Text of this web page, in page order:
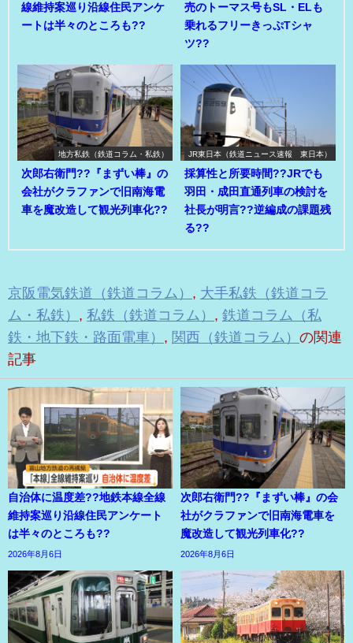
線維持案巡り沿線住民アンケ
ートは半々のところも??
売のトーマス号もSL・ELも
乗れるフリーきっぷTシャ
ツ??
地方私鉄（鉄道コラム・私鉄）
次郎右衛門??『まずい棒』の
会社がクラファンで旧南海電
車を魔改造して観光列車化??
JR東日本（鉄道ニュース速報 東日本）
採算性と所要時間??JRでも
羽田・成田直通列車の検討を
社長が明言??逆編成の課題残
る??
京阪電気鉄道（鉄道コラム） , 大手私鉄（鉄道コラ
ム・私鉄） , 私鉄（鉄道コラム） , 鉄道コラム（私
鉄・地下鉄・路面電車） , 関西（鉄道コラム） の関連
記事
自治体に温度差??地鉄本線全線
維持案巡り沿線住民アンケート
は半々のところも??
2026年8月6日
次郎右衛門??『まずい棒』の会
社がクラファンで旧南海電車を
魔改造して観光列車化??
2026年8月6日